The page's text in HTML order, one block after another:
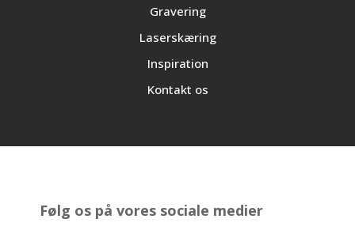
Gravering
Laserskæring
Inspiration
Kontakt os
Følg os på vores sociale medier